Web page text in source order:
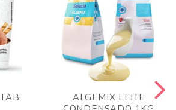
ALGEMIX LEITE